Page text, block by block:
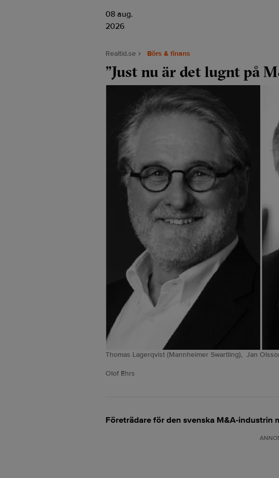
08 aug.
2026
Realtid.se Börs & finans
”Just nu är det lugnt på
Thomas Lagerqvist (Mannheimer Swartling), Jan
Olof Ehrs
Företrädare för den svenska M&A-industrin